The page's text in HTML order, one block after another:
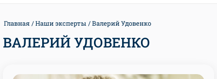
Главная Наши эксперты Валерий Удовенко
ВАЛЕРИЙ УДОВЕНКО